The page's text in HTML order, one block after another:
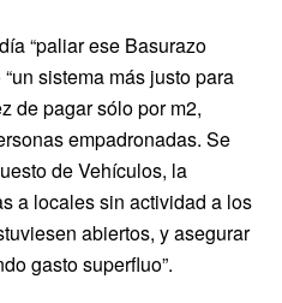
“paliar ese Basurazo
sistema más justo para
de pagar sólo por m2,
empadronadas. Se
de Vehículos, la
a locales sin actividad a los
abiertos, y asegurar
gasto superfluo”.